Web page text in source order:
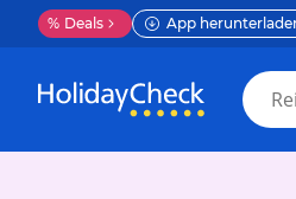
% Deals App